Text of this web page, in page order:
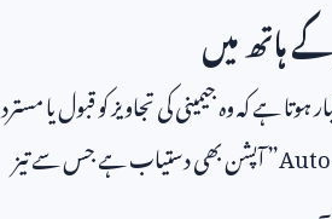
ہاتھ میں
ہوتا ہے کہ وہ جیمینی کی تجاویز کو قبول یا مسترد
” آپشن بھی دستیاب ہے جس سے تیز